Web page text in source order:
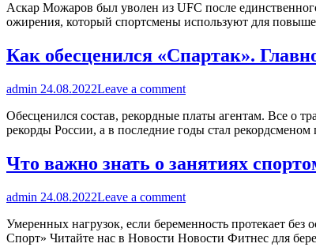
Аскар Можаров был уволен из UFC после
ожирения, который спортсмены используют для
Как обесценился «Спартак».
admin 24.08.2022Leave a comment
Обесценился состав, рекордные платы агентам. Все о
рекорды России, а в последние годы стал
Что важно знать о занятиях
admin 24.08.2022Leave a comment
Умеренных нагрузок, если беременность протекает
Спорт» Читайте нас в Новости Новости Фитнес для